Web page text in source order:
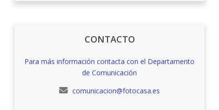
CONTACTO
Para más información contacta con el Departamento
de Comunicación
comunicacion@fotocasa.es